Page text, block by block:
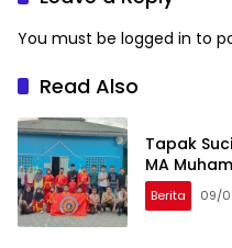
You must be logged in to
Read Also
Tapak
MA
Berita 09/